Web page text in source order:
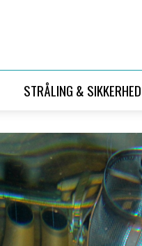
STRÅLING & SIKKERHED